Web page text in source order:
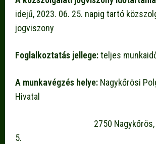
idejű, 2023. 06. 25. napig tartó
jogviszony
Foglalkoztatás jellege:teljes
A munkavégzés helye: Nagykőrösi
Hivatal
2750 Nagykőrös,
5.